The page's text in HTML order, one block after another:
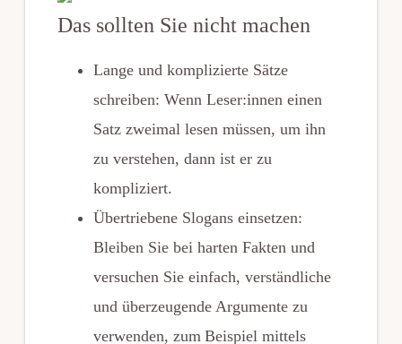
Das sollten Sie nicht machen
Lange und komplizierte Sätze
schreiben: Wenn Leser:innen einen
Satz zweimal lesen müssen, um ihn
zu verstehen, dann ist er zu
kompliziert.
Übertriebene Slogans einsetzen:
Bleiben Sie bei harten Fakten und
versuchen Sie einfach, verständliche
und überzeugende Argumente zu
verwenden, zum Beispiel mittels